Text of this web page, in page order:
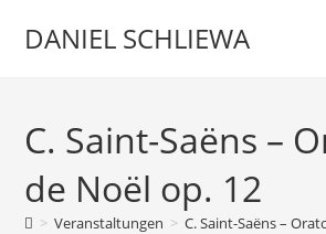
InhaltDANIEL SCHLIEWA
C. Saint-Saëns –
de Noël op. 12
> Veranstaltungen > C. Saint-Saëns –